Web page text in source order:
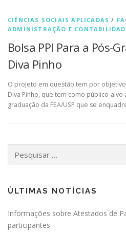
CIÊNCIAS SOCIAIS APLICADAS /
ADMINISTRAÇÃO E
Bolsa PPI Para a Pós-
Diva Pinho
O projeto em questão tem por
Diva Pinho, que tem como público-
graduação da FEA/USP que se
por:
ÙLTIMAS NOTÍCIAS
Informações sobre Atestados de
participantes